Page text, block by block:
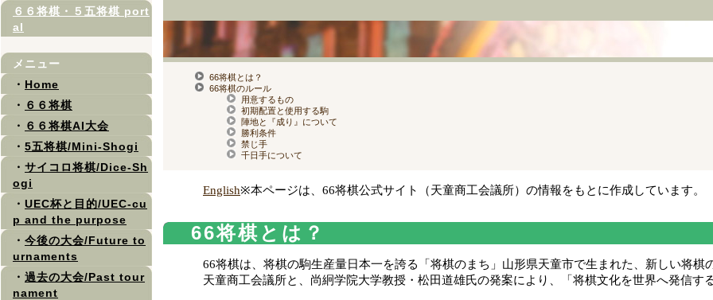
66将棋とは？
66将棋のルール
用意するもの
初期配置と使用する駒
陣地と『成り』について
勝利条件
禁じ手
千日手について
English※本ページは、66将棋公式サイト（天童商工会議所）の情報をもとに作成しています。
66将棋とは？
66将棋は、将棋の駒生産量日本一を誇る「将棋のまち」山形県天童市で生まれた、新しい将棋
天童商工会議所と、尚絅学院大学教授・松田道雄氏の発案により、「将棋文化を世界へ発信す
６６将棋・５五将棋 port
al
メニュー
・ Home
・ ６６将棋
・ ６６将棋AI大会
・ 5五将棋/Mini-Shogi
・ サイコロ将棋/Dice-Sh
ogi
・ UEC杯と目的/UEC-cu
p and the purpose
・ 今後の大会/Future to
urnaments
・ 過去の大会/Past tour
nament